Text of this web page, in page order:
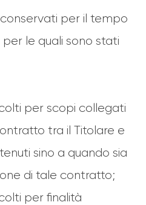
per il tempo
le quali sono stati
per scopi collegati
tra il Titolare e
sino a quando sia
di tale contratto;
per finalità